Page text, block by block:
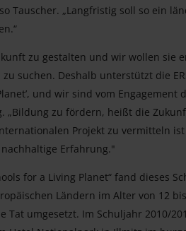
Tauscher. „Langfristig soll so ein
zu gestalten und wir wollen sie
suchen. Deshalb unterstützt die
und wir sind vom
„Bildung zu fördern, heißt die
Projekt zu vermitteln
Erfahrung."
for a Living Planet“ fand dieses
Ländern im Alter von 12
Tat umgesetzt. Im Schuljahr 2010/